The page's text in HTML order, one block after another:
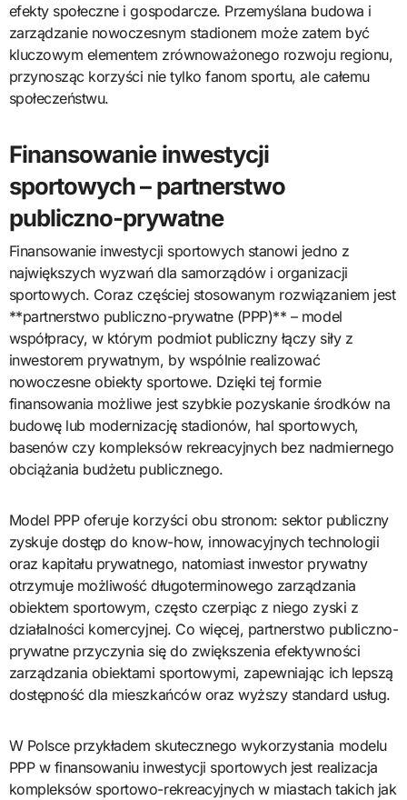
efekty społeczne i gospodarcze. Przemyślana budowa i
zarządzanie nowoczesnym stadionem może zatem być
kluczowym elementem zrównoważonego rozwoju regionu,
przynosząc korzyści nie tylko fanom sportu, ale całemu
społeczeństwu.
Finansowanie inwestycji
sportowych – partnerstwo
publiczno-prywatne
Finansowanie inwestycji sportowych stanowi jedno z
największych wyzwań dla samorządów i organizacji
sportowych. Coraz częściej stosowanym rozwiązaniem jest
**partnerstwo publiczno-prywatne (PPP)** – model
współpracy, w którym podmiot publiczny łączy siły z
inwestorem prywatnym, by wspólnie realizować
nowoczesne obiekty sportowe. Dzięki tej formie
finansowania możliwe jest szybkie pozyskanie środków na
budowę lub modernizację stadionów, hal sportowych,
basenów czy kompleksów rekreacyjnych bez nadmiernego
obciążania budżetu publicznego.
Model PPP oferuje korzyści obu stronom: sektor publiczny
zyskuje dostęp do know-how, innowacyjnych technologii
oraz kapitału prywatnego, natomiast inwestor prywatny
otrzymuje możliwość długoterminowego zarządzania
obiektem sportowym, często czerpiąc z niego zyski z
działalności komercyjnej. Co więcej, partnerstwo publiczno-
prywatne przyczynia się do zwiększenia efektywności
zarządzania obiektami sportowymi, zapewniając ich lepszą
dostępność dla mieszkańców oraz wyższy standard usług.
W Polsce przykładem skutecznego wykorzystania modelu
PPP w finansowaniu inwestycji sportowych jest realizacja
kompleksów sportowo-rekreacyjnych w miastach takich jak